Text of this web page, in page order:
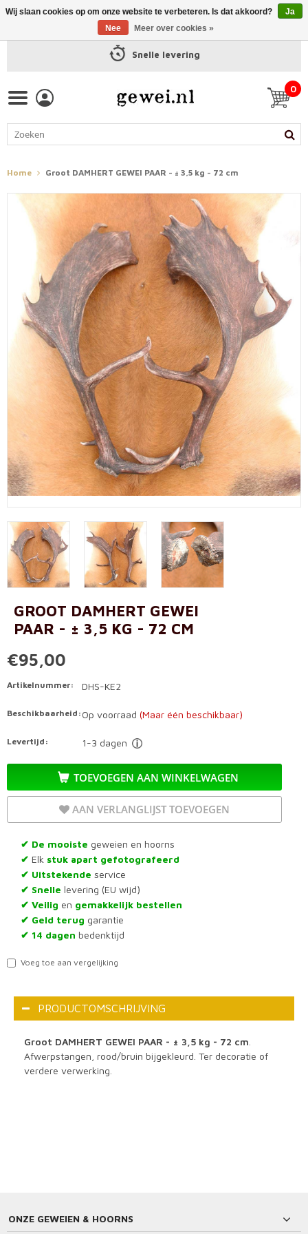
Snelle levering
0
Home Groot DAMHERT GEWEI PAAR - ± 3,5 kg - 72 cm
GROOT DAMHERT GEWEI
PAAR - ± 3,5 KG - 72 CM
€95,00
Artikelnummer: DHS-KE2
Beschikbaarheid: Op voorraad (Maar één beschikbaar)
Levertijd: 1-3 dagen
TOEVOEGEN AAN WINKELWAGEN
AAN VERLANGLIJST TOEVOEGEN
✔ De mooiste geweien en hoorns
✔ Elk stuk apart gefotografeerd
✔ Uitstekende service
✔ Snelle levering (EU wijd)
✔ Veilig en gemakkelijk bestellen
✔ Geld terug garantie
✔ 14 dagen bedenktijd
Voeg toe aan vergelijking
PRODUCTOMSCHRIJVING
Groot DAMHERT GEWEI PAAR - ± 3,5 kg - 72 cm
Afwerpstangen, rood/bruin bijgekleurd. Ter decoratie of
verdere verwerking.
ONZE GEWEIEN & HOORNS
Wij slaan cookies op om onze website te verbeteren. Is dat akkoord?
Ja
Nee
Meer over cookies »